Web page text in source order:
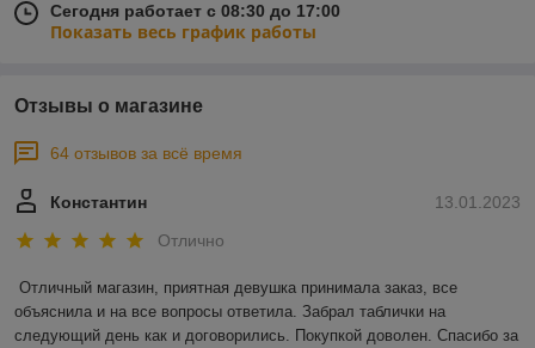
Сегодня работает с 08:30 до 17:00
Показать весь график работы
Отзывы о магазине
64 отзывов за всё время
13.01.2023
Константин
Отлично
Отличный магазин, приятная девушка принимала заказ, все
объяснила и на все вопросы ответила. Забрал таблички на
следующий день как и договорились. Покупкой доволен. Спасибо за